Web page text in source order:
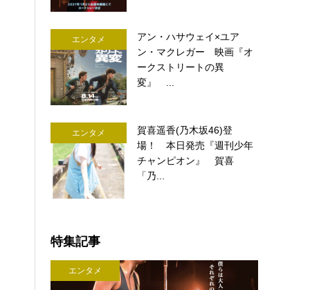
エンタメ
アン・ハサウェイ×ユア
ン・マクレガー 映画『オ
ークストリートの異
変』 ...
エンタメ
賀喜遥香(乃木坂46)登
場！ 本日発売『週刊少年
チャンピオン』 賀喜
「乃...
特集記事
エンタメ